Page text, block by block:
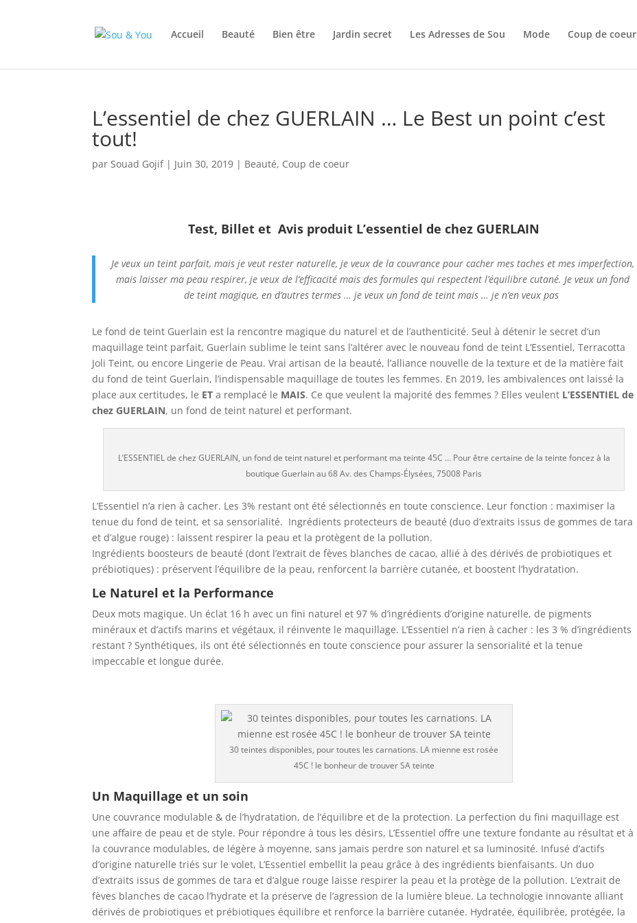
Accueil Beauté Bien être Jardin secret Les Adresses de Sou Mode Coup de coeur
L’essentiel de chez GUERLAIN … Le Best un point c’est
tout!
parSouad Gojif| Juin 30, 2019 | Beauté, Coup de coeur
Test, Billet et Avis produit L’essentiel de chez GUERLAIN
Je veux un teint parfait, mais je veut rester naturelle, je veux de la couvrance pour cacher mes taches et mes imperfection,
mais laisser ma peau respirer, je veux de l’efficacité mais des formules qui respectent l’équilibre cutané. Je veux un fond
de teint magique, en d’autres termes … je veux un fond de teint mais … je n’en veux pas
Le fond de teint Guerlain est la rencontre magique du naturel et de l’authenticité. Seul à détenir le secret d’un
maquillage teint parfait, Guerlain sublime le teint sans l’altérer avec le nouveau fond de teint L’Essentiel, Terracotta
Joli Teint, ou encore Lingerie de Peau. Vrai artisan de la beauté, l’alliance nouvelle de la texture et de la matière fait
du fond de teint Guerlain, l’indispensable maquillage de toutes les femmes. En 2019, les ambivalences ont laissé la
place aux certitudes, le ET a remplacé le MAIS. Ce que veulent la majorité des femmes ? Elles veulent L’ESSENTIEL de
chez GUERLAIN, un fond de teint naturel et performant.
L’ESSENTIEL de chez GUERLAIN, un fond de teint naturel et performant ma teinte 45C … Pour être certaine de la teinte foncez à la
boutique Guerlain au 68 Av. des Champs-Élysées, 75008 Paris
L’Essentiel n’a rien à cacher. Les 3% restant ont été sélectionnés en toute conscience. Leur fonction : maximiser la
tenue du fond de teint, et sa sensorialité. Ingrédients protecteurs de beauté (duo d’extraits issus de gommes de tara
et d’algue rouge) : laissent respirer la peau et la protègent de la pollution.
Ingrédients boosteurs de beauté (dont l’extrait de fèves blanches de cacao, allié à des dérivés de probiotiques et
prébiotiques) : préservent l’équilibre de la peau, renforcent la barrière cutanée, et boostent l’hydratation.
Le Naturel et la Performance
Deux mots magique. Un éclat 16 h avec un fini naturel et 97 % d’ingrédients d’origine naturelle, de pigments
minéraux et d’actifs marins et végétaux, il réinvente le maquillage. L’Essentiel n’a rien à cacher : les 3 % d’ingrédients
restant ? Synthétiques, ils ont été sélectionnés en toute conscience pour assurer la sensorialité et la tenue
impeccable et longue durée.
30 teintes disponibles, pour toutes les carnations. LA mienne est rosée
45C ! le bonheur de trouver SA teinte
Un Maquillage et un soin
Une couvrance modulable & de l’hydratation, de l’équilibre et de la protection. La perfection du fini maquillage est
une affaire de peau et de style. Pour répondre à tous les désirs, L’Essentiel offre une texture fondante au résultat et à
la couvrance modulables, de légère à moyenne, sans jamais perdre son naturel et sa luminosité. Infusé d’actifs
d’origine naturelle triés sur le volet, L’Essentiel embellit la peau grâce à des ingrédients bienfaisants. Un duo
d’extraits issus de gommes de tara et d’algue rouge laisse respirer la peau et la protège de la pollution. L’extrait de
fèves blanches de cacao l’hydrate et la préserve de l’agression de la lumière bleue. La technologie innovante alliant
dérivés de probiotiques et prébiotiques équilibre et renforce la barrière cutanée. Hydratée, équilibrée, protégée, la